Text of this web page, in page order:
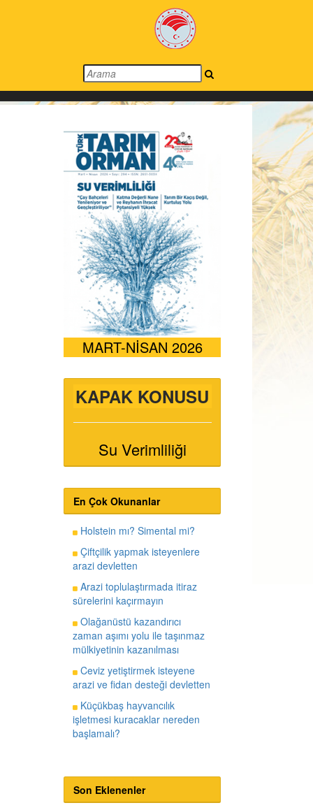
MART-NİSAN 2026
KAPAK KONUSU
Su Verimliliği
En Çok Okunanlar
Holstein mı? Simental mi?
Çiftçilik yapmak isteyenlere
arazi devletten
Arazi toplulaştırmada itiraz
sürelerini kaçırmayın
Olağanüstü kazandırıcı
zaman aşımı yolu ile taşınmaz
mülkiyetinin kazanılması
Ceviz yetiştirmek isteyene
arazi ve fidan desteği devletten
Küçükbaş hayvancılık
işletmesi kuracaklar nereden
başlamalı?
Son Eklenenler